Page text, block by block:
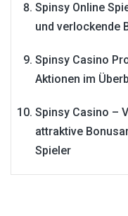
Spinsy Online
und verlockende
Spinsy Casino
Aktionen im
Spinsy Casino –
attraktive
Spieler